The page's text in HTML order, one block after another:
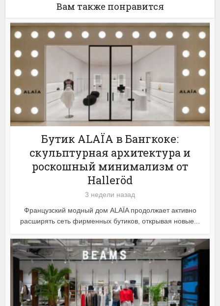
Вам также понравится
Бутик ALAÏA в Бангкоке:
скульптурная архитектура и
роскошный минимализм от
Halleröd
3 недели назад
Французский модный дом ALAÏA продолжает активно
расширять сеть фирменных бутиков, открывая новые...